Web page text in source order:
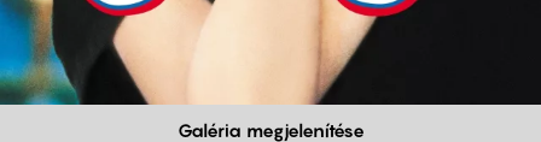
Galéria megjelenítése